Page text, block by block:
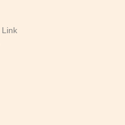
Link